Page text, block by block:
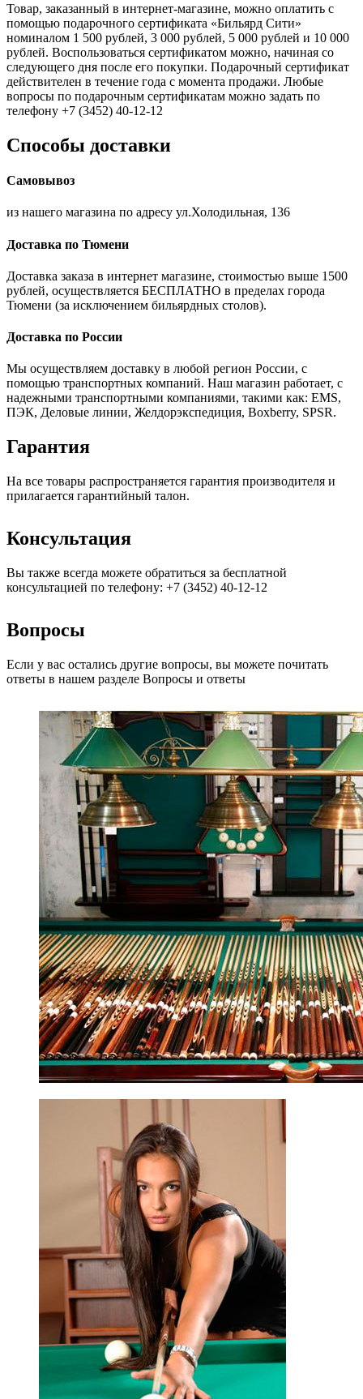
Товар, заказанный в интернет-магазине, можно оплатить с
помощью подарочного сертификата «Бильярд Сити»
номиналом 1 500 рублей, 3 000 рублей, 5 000 рублей и 10 000
рублей. Воспользоваться сертификатом можно, начиная со
следующего дня после его покупки. Подарочный сертификат
действителен в течение года с момента продажи. Любые
вопросы по подарочным сертификатам можно задать по
телефону +7 (3452) 40-12-12
Способы доставки
Самовывоз
из нашего магазина по адресу ул.Холодильная, 136
Доставка по Тюмени
Доставка заказа в интернет магазине, стоимостью выше 1500
рублей, осуществляется БЕСПЛАТНО в пределах города
Тюмени (за исключением бильярдных столов).
Доставка по России
Мы осуществляем доставку в любой регион России, с
помощью транспортных компаний. Наш магазин работает, с
надежными транспортными компаниями, такими как: EMS,
ПЭК, Деловые линии, Желдорэкспедиция, Boxberry, SPSR.
Гарантия
На все товары распространяется гарантия производителя и
прилагается гарантийный талон.
Консультация
Вы также всегда можете обратиться за бесплатной
консультацией по телефону: +7 (3452) 40-12-12
Вопросы
Если у вас остались другие вопросы, вы можете почитать
ответы в нашем разделе Вопросы и ответы